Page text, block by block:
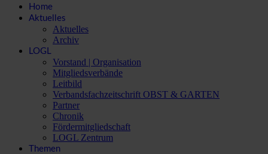
Home
Aktuelles
Aktuelles
Archiv
LOGL
Vorstand | Organisation
Mitgliedsverbände
Leitbild
Verbandsfachzeitschrift OBST & GARTEN
Partner
Chronik
Fördermitgliedschaft
LOGL Zentrum
Themen